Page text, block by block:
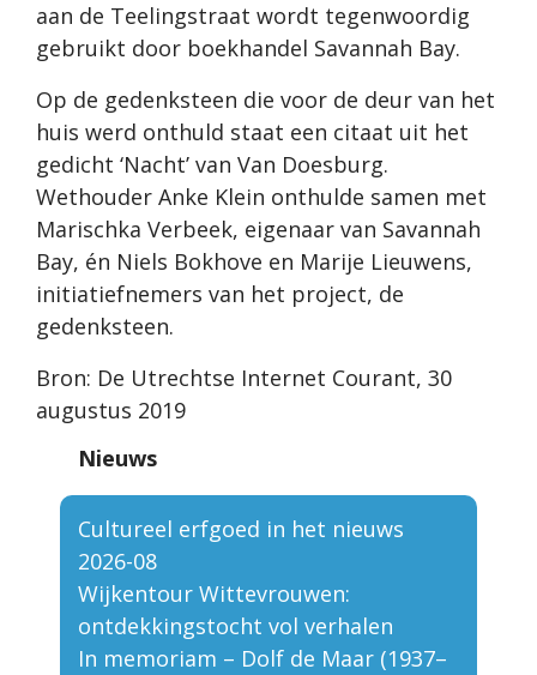
aan de Teelingstraat wordt tegenwoordig
gebruikt door boekhandel Savannah Bay.
Op de gedenksteen die voor de deur van het
huis werd onthuld staat een citaat uit het
gedicht ‘Nacht’ van Van Doesburg.
Wethouder Anke Klein onthulde samen met
Marischka Verbeek, eigenaar van Savannah
Bay, én Niels Bokhove en Marije Lieuwens,
initiatiefnemers van het project, de
gedenksteen.
Bron: De Utrechtse Internet Courant, 30
augustus 2019
Nieuws
Cultureel erfgoed in het nieuws
2026-08
Wijkentour Wittevrouwen:
ontdekkingstocht vol verhalen
In memoriam – Dolf de Maar (1937–